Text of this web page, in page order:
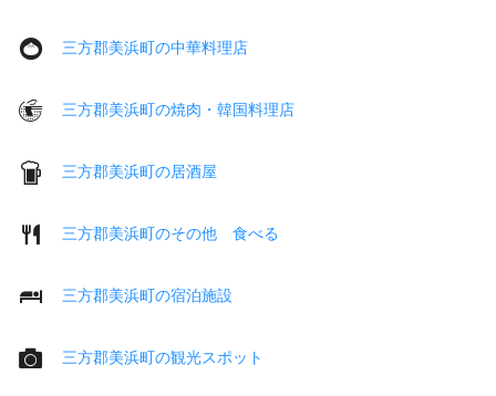
三方郡美浜町の中華料理店
三方郡美浜町の焼肉・韓国料理店
三方郡美浜町の居酒屋
三方郡美浜町のその他 食べる
三方郡美浜町の宿泊施設
三方郡美浜町の観光スポット